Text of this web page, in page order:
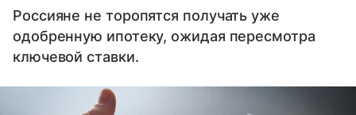
Россияне не торопятся получать уже
одобренную ипотеку, ожидая пересмотра
ключевой ставки.